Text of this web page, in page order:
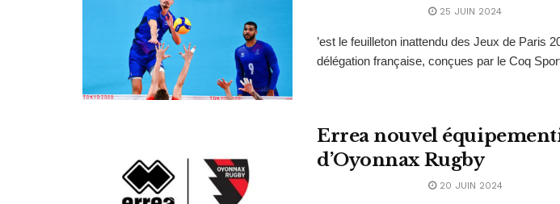
25 JUIN 2024
’est le feuilleton inattendu des Jeux de Paris
délégation française, conçues par le Coq
Errea nouvel
d’Oyonnax Rugby
20 JUIN 2024